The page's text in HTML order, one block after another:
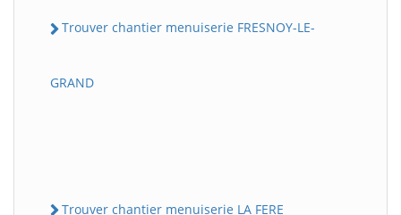
Trouver chantier menuiserie FRESNOY-LE-
GRAND
Trouver chantier menuiserie LA FERE